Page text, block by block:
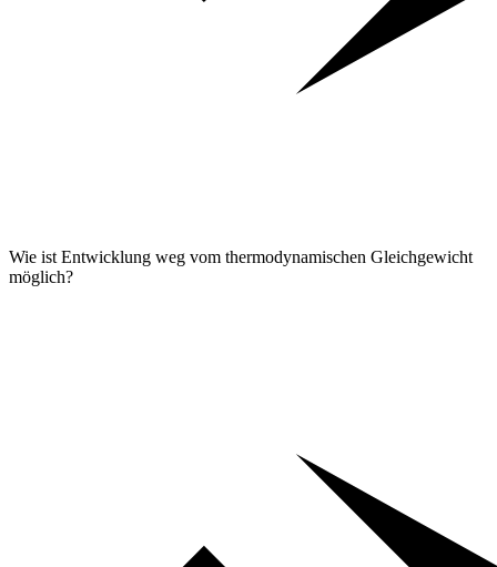
Wie ist Entwicklung weg vom thermodynamischen Gleichgewicht
möglich?